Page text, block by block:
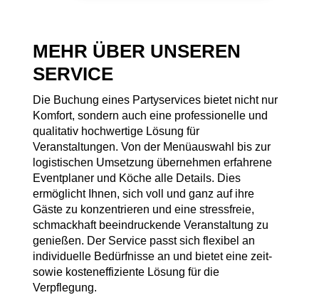
MEHR ÜBER UNSEREN
SERVICE
Die Buchung eines Partyservices bietet nicht nur
Komfort, sondern auch eine professionelle und
qualitativ hochwertige Lösung für
Veranstaltungen. Von der Menüauswahl bis zur
logistischen Umsetzung übernehmen erfahrene
Eventplaner und Köche alle Details. Dies
ermöglicht Ihnen, sich voll und ganz auf ihre
Gäste zu konzentrieren und eine stressfreie,
schmackhaft beeindruckende Veranstaltung zu
genießen. Der Service passt sich flexibel an
individuelle Bedürfnisse an und bietet eine zeit-
sowie kosteneffiziente Lösung für die
Verpflegung.